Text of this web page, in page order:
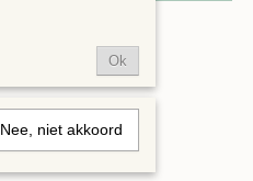
Ok
Nee, niet akkoord